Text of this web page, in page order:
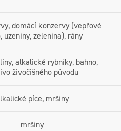
domácí konzervy (vepřové
uzeniny, zelenina), rány
alkalické rybníky, bahno,
živočišného původu
píce, mršiny
mršiny